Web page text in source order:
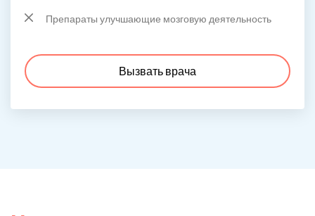
Препараты улучшающие мозговую деятельность
Вызвать врача